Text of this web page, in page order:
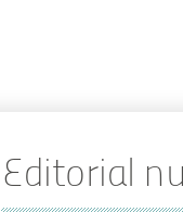
Editorial